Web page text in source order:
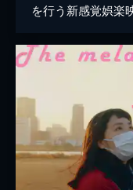
を行う新感覚娯楽